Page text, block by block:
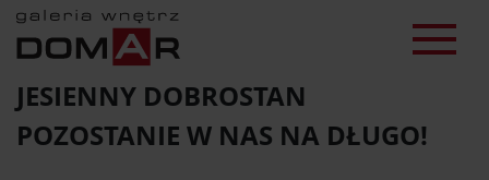
JESIENNY DOBROSTAN
POZOSTANIE W NAS NA DŁUGO!